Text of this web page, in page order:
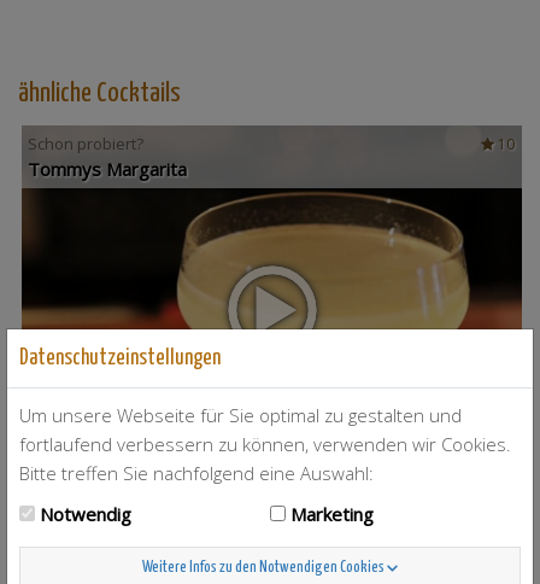
ähnliche Cocktails
10
Schon probiert?
Tommys Margarita
T-Berry
Datenschutzeinstellungen
Um unsere Webseite für Sie optimal zu gestalten und
fortlaufend verbessern zu können, verwenden wir Cookies.
Bitte treffen Sie nachfolgend eine Auswahl:
Notwendig
Marketing
Weitere Infos zu den Notwendigen Cookies